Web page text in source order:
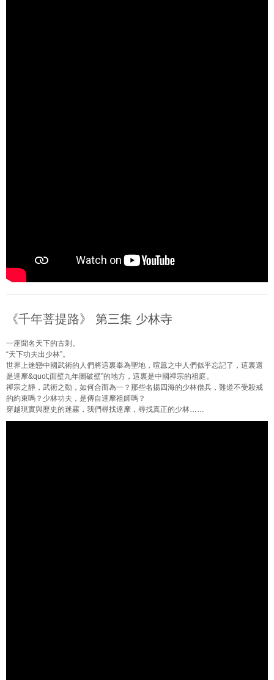
《千年菩提路》 第三集 少林寺
一座聞名天下的古剎。
“天下功夫出少林”。
世界上迷戀中國武術的人們將這裏奉為聖地，喧囂之中人們似乎忘記了，這裏還
是達摩&q­uot;面壁九年圖破壁”的地方，這裏是中國禪宗的祖庭。
禪宗之靜，武術之動，如何合而為一？那些名揚四海的少林僧兵，難道不受殺戒
的約束嗎？ ­少林功夫，是傳自達摩祖師嗎？
穿越現實與歷史的迷霧，我們尋找達摩，尋找真正的少林……